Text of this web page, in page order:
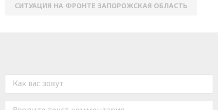
СИТУАЦИЯ НА ФРОНТЕ ЗАПОРОЖСКАЯ ОБЛАСТЬ